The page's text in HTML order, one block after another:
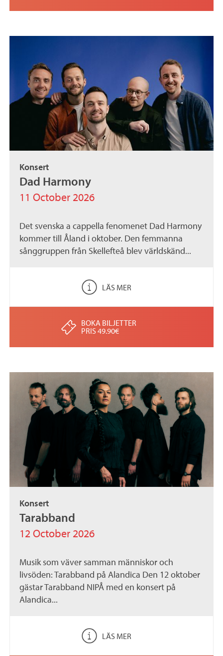
Konsert
Dad Harmony
11 October 2026
Det svenska a cappella fenomenet Dad Harmony
kommer till Åland i oktober. Den femmanna
sånggruppen från Skellefteå blev världskänd...
LÄS MER
BOKA BILJETTER
PRIS 49.90€
Konsert
Tarabband
12 October 2026
Musik som väver samman människor och
livsöden: Tarabband på Alandica Den 12 oktober
gästar Tarabband NIPÅ med en konsert på
Alandica...
LÄS MER